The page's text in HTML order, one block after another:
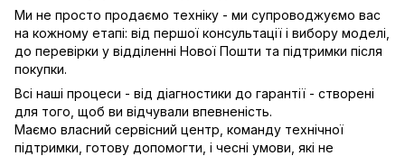
Ми не просто продаємо техніку - ми супроводжуємо вас
на кожному етапі: від першої консультації і вибору моделі,
до перевірки у відділенні Нової Пошти та підтримки після
покупки.
Всі наші процеси - від діагностики до гарантії - створені
для того, щоб ви відчували впевненість.
Маємо власний сервісний центр, команду технічної
підтримки, готову допомогти, і чесні умови, які не